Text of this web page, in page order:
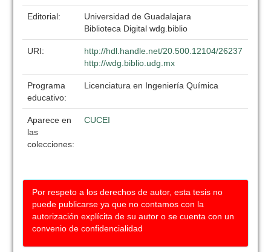
Editorial:
Universidad de Guadalajara
Biblioteca Digital wdg.biblio
URI:
http://hdl.handle.net/20.500.12104/26237
http://wdg.biblio.udg.mx
Programa
educativo:
Licenciatura en Ingeniería Química
Aparece en
las
colecciones:
CUCEI
Por respeto a los derechos de autor, esta tesis no
puede publicarse ya que no contamos con la
autorización explícita de su autor o se cuenta con un
convenio de confidencialidad